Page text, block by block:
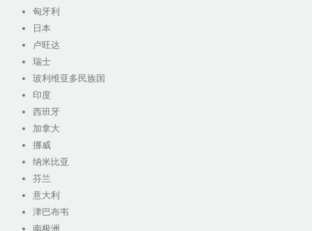
匈牙利
日本
卢旺达
瑞士
玻利维亚多民族国
印度
西班牙
加拿大
挪威
纳米比亚
芬兰
意大利
津巴布韦
南极洲